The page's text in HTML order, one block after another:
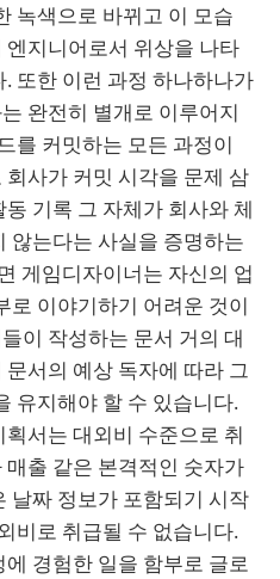
녹색으로 바뀌고 이 모습
지니어로서 위상을 나타
또한 이런 과정 하나하나가
완전히 별개로 이루어지
를 커밋하는 모든 과정이
사가 커밋 시각을 문제 삼
기록 그 자체가 회사와 체
않는다는 사실을 증명하는
게임디자이너는 자신의 업
로 이야기하기 어려운 것이
이 작성하는 문서 거의 대
서의 예상 독자에 따라 그
유지해야 할 수 있습니다.
서는 대외비 수준으로 취
출 같은 본격적인 숫자가
날짜 정보가 포함되기 시작
비로 취급될 수 없습니다.
경험한 일을 함부로 글로